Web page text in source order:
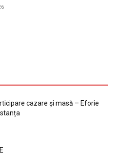
cazare și masă – Eforie